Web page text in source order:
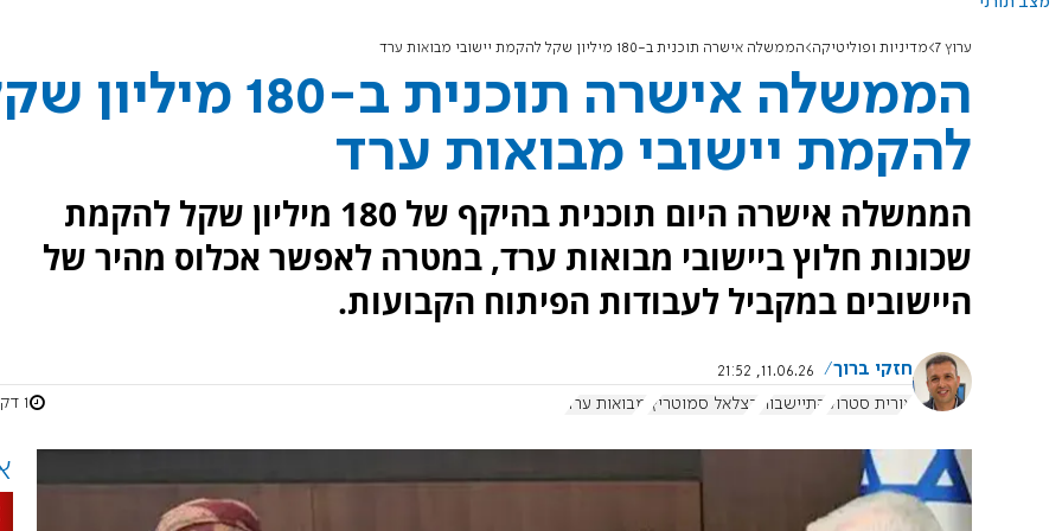
ערוץ 7 מדיניות ופוליטיקה הממשלה אישרה תוכנית ב-180 מיליון שקל להקמת יישובי מבואות ערד
הממשלה אישרה תוכנית ב-180
להקמת יישובי מבואות ערד
הממשלה אישרה היום תוכנית בהיקף של 180 מיליון שקל להקמת
שכונות חלוץ ביישובי מבואות ערד, במטרה לאפשר אכלוס מהיר של
היישובים במקביל לעבודות הפיתוח הקבועות.
חזקי ברוך
11.06.26, 21:52
אורית סטרוק התיישבות בצלאל סמוטריץ' מבואות ערד 1 דקות